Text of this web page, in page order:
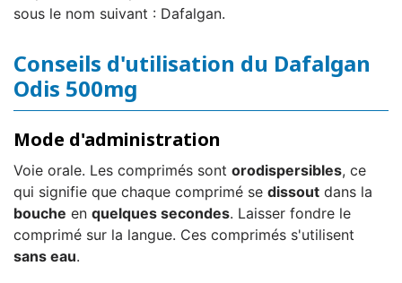
sous le nom suivant : Dafalgan.
Conseils d'utilisation du Dafalgan
Odis 500mg
Mode d'administration
Voie orale. Les comprimés sont orodispersibles, ce
qui signifie que chaque comprimé se dissout dans la
bouche en quelques secondes. Laisser fondre le
comprimé sur la langue. Ces comprimés s'utilisent
sans eau.